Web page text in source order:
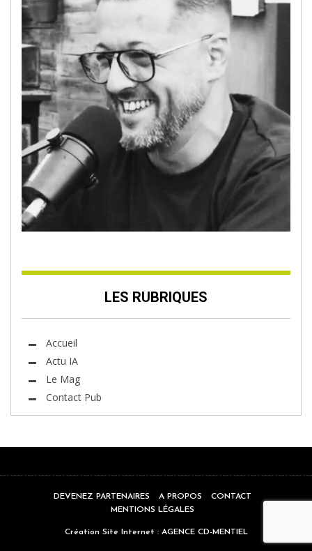
LES RUBRIQUES
Accueil
Actu IA
Le Mag
Contact Pub
DEVENEZ PARTENAIRES A PROPOS
CONTACT
MENTIONS LÉGALES
Création Site Internet : AGENCE CD-MENTIEL